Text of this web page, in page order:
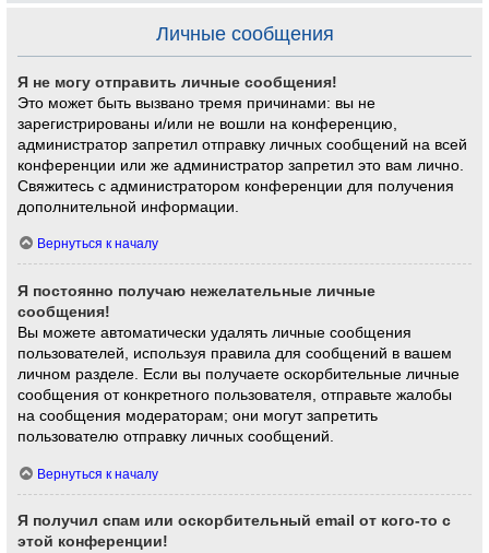
Личные сообщения
Я не могу отправить личные сообщения!
Это может быть вызвано тремя причинами: вы не
зарегистрированы и/или не вошли на конференцию,
администратор запретил отправку личных сообщений на всей
конференции или же администратор запретил это вам лично.
Свяжитесь с администратором конференции для получения
дополнительной информации.
Вернуться к началу
Я постоянно получаю нежелательные личные
сообщения!
Вы можете автоматически удалять личные сообщения
пользователей, используя правила для сообщений в вашем
личном разделе. Если вы получаете оскорбительные личные
сообщения от конкретного пользователя, отправьте жалобы
на сообщения модераторам; они могут запретить
пользователю отправку личных сообщений.
Вернуться к началу
Я получил спам или оскорбительный email от кого-то с
этой конференции!